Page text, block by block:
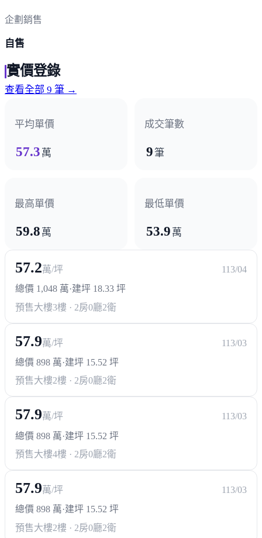
企劃銷售
自售
實價登錄
查看全部 9 筆 →
平均單價
57.3 萬
成交筆數
9筆
最高單價
59.8 萬
最低單價
53.9 萬
57.2萬/坪
113/04
總價 1,048 萬·建坪 18.33 坪
預售大樓3樓 · 2房0廳2衛
57.9萬/坪
113/03
總價 898 萬·建坪 15.52 坪
預售大樓2樓 · 2房0廳2衛
57.9萬/坪
113/03
總價 898 萬·建坪 15.52 坪
預售大樓4樓 · 2房0廳2衛
57.9萬/坪
113/03
總價 898 萬·建坪 15.52 坪
預售大樓2樓 · 2房0廳2衛